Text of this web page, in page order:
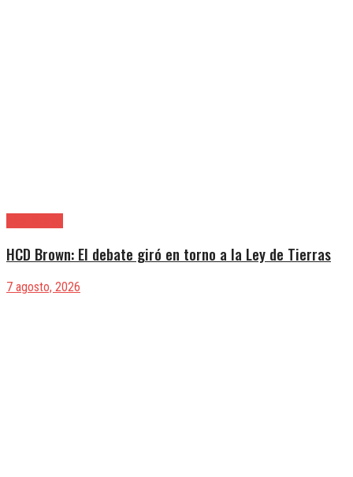
HCD Brown: El debate giró en torno a la Ley de Tierras
7 agosto, 2026